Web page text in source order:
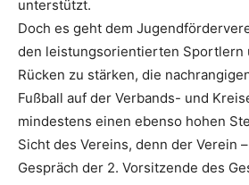
unterstützt.
Doch es geht dem
den leistungsorientierten Sportlern
Rücken zu stärken, die
Fußball auf der Verbands- und
mindestens einen ebenso hohen
Sicht des Vereins, denn der Verein
Gespräch der 2. Vorsitzende des